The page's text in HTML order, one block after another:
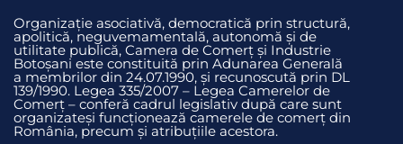
Organizație asociativă, democratică prin structură,
apolitică, neguvemamentală, autonomă și de
utilitate publică, Camera de Comerț și Industrie
Botoșani este constituită prin Adunarea Generală
a membrilor din 24.07.1990, și recunoscută prin DL
139/1990. Legea 335/2007 – Legea Camerelor de
Comerț – conferă cadrul legislativ după care sunt
organizateși funcționează camerele de comerț din
România, precum și atribuțiile acestora.